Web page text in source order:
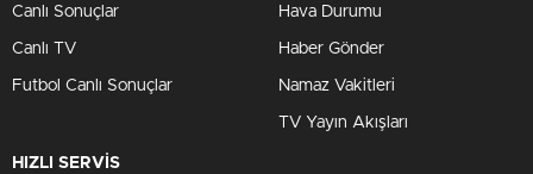
Canlı Sonuçlar
Canlı TV
Futbol Canlı Sonuçlar
Hava Durumu
Haber Gönder
Namaz Vakitleri
TV Yayın Akışları
HIZLI SERVİS